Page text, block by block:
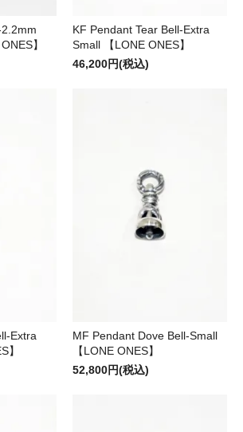
】
KF Pendant Tear Bell-Extra
Small 【LONE ONES】
46,200円(税込)
Extra
】
MF Pendant Dove Bell-Small
【LONE ONES】
52,800円(税込)